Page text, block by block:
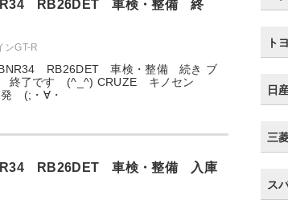
RB26DET 車検・整備 終
ンGT-R
RB26DET 車検・整備 続き ブ
終了です (^_^) CRUZE キノセン
(;・∀・
RB26DET 車検・整備 入庫
ト
日
三
ス